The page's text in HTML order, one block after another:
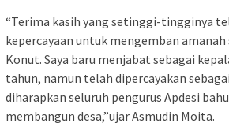
“Terima kasih yang setinggi-tingginya
kepercayaan untuk mengemban amanah
Konut. Saya baru menjabat sebagai
tahun, namun telah dipercayakan
diharapkan seluruh pengurus Apdesi
membangun desa,”ujar Asmudin Moita.